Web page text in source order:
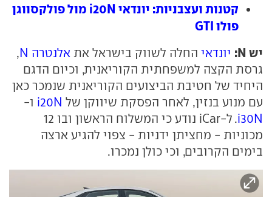
קטנות ועצבניות: יונדאי i20N מול פולקסווגן
פולו GTI
יש N:
יונדאי החלה לשווק בישראל את אלנטרה N
,
גרסת הקצה למשפחתית הקוריאנית, וכיום הדגם
היחיד של חטיבת הביצועים הקוריאנית שנמכר כאן
עם מנוע בנזין, לאחר הפסקת שיווקן של i20N ו-
i30N
. ל-iCar נודע כי המשלוח הראשון ובו 12
מכוניות - מחציתן ידניות - צפוי להגיע ארצה
בימים הקרובים, וכי כולן נמכרו.